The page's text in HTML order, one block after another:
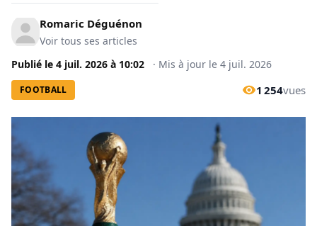
Romaric Déguénon
Voir tous ses articles
Publié le 4 juil. 2026 à 10:02 · Mis à jour le 4 juil. 2026
FOOTBALL 1 254vues